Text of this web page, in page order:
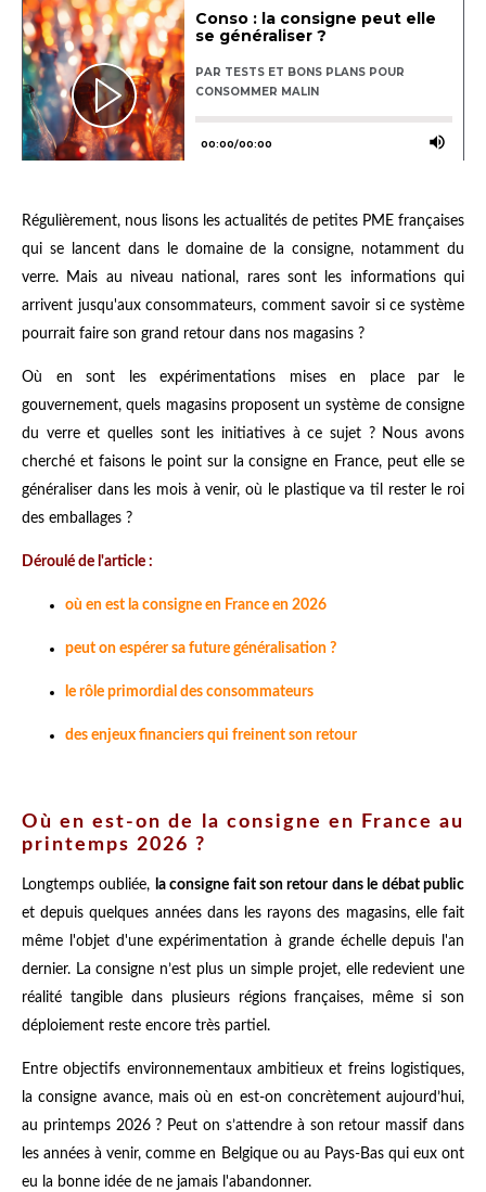
Régulièrement, nous lisons les actualités de petites PME françaises
qui se lancent dans le domaine de la consigne, notamment du
verre. Mais au niveau national, rares sont les informations qui
arrivent jusqu'aux consommateurs, comment savoir si ce système
pourrait faire son grand retour dans nos magasins ?
Où en sont les expérimentations mises en place par le
gouvernement, quels magasins proposent un système de consigne
du verre et quelles sont les initiatives à ce sujet ? Nous avons
cherché et faisons le point sur la consigne en France, peut elle se
généraliser dans les mois à venir, où le plastique va til rester le roi
des emballages ?
Déroulé de l'article :
où en est la consigne en France en 2026
peut on espérer sa future généralisation ?
le rôle primordial des consommateurs
des enjeux financiers qui freinent son retour
Où en est-on de la consigne en France au
printemps 2026 ?
Longtemps oubliée, la consigne fait son retour dans le débat public
et depuis quelques années dans les rayons des magasins, elle fait
même l'objet d'une expérimentation à grande échelle depuis l'an
dernier. La consigne n’est plus un simple projet, elle redevient une
réalité tangible dans plusieurs régions françaises, même si son
déploiement reste encore très partiel.
Entre objectifs environnementaux ambitieux et freins logistiques,
la consigne avance, mais où en est-on concrètement aujourd’hui,
au printemps 2026 ? Peut on s’attendre à son retour massif dans
les années à venir, comme en Belgique ou au Pays-Bas qui eux ont
eu la bonne idée de ne jamais l'abandonner.